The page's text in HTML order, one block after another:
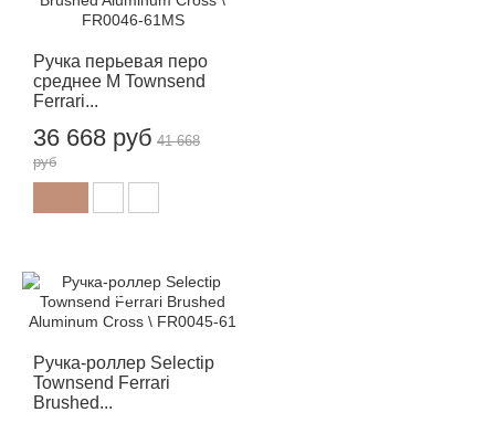
Ручка перьевая перо
среднее M Townsend
Ferrari...
36 668 руб 41 668
руб
Ручка-роллер Selectip
Townsend Ferrari
Brushed...
-12%